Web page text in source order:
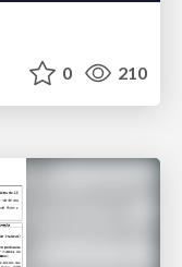
0 210